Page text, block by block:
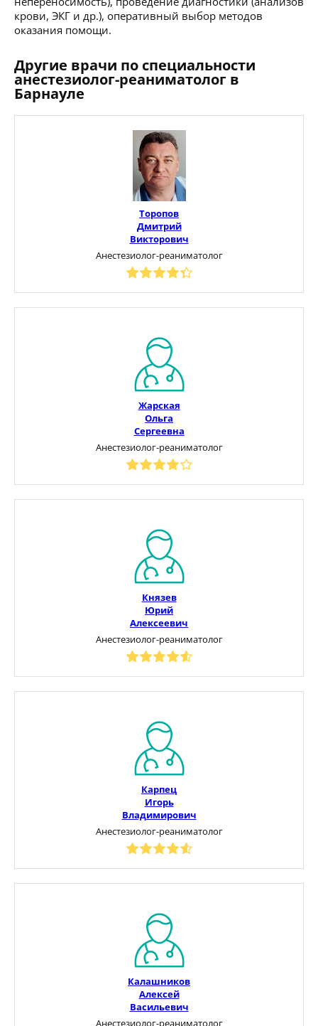
крови, ЭКГ и др.), оперативный выбор методов
оказания помощи.
Другие врачи по специальности
анестезиолог-реаниматолог в
Барнауле
Торопов
Дмитрий
Викторович
Анестезиолог-реаниматолог
Жарская
Ольга
Сергеевна
Анестезиолог-реаниматолог
Князев
Юрий
Алексеевич
Анестезиолог-реаниматолог
Карпец
Игорь
Владимирович
Анестезиолог-реаниматолог
Калашников
Алексей
Васильевич
Анестезиолог-реаниматолог